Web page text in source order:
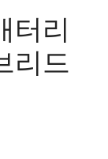
터리
리드